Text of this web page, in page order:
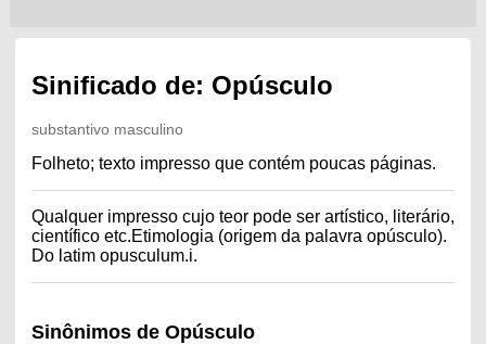
Sinificado de: Opúsculo
substantivo masculino
Folheto; texto impresso que contém poucas páginas.
Qualquer impresso cujo teor pode ser artístico, literário,
científico etc.Etimologia (origem da palavra opúsculo).
Do latim opusculum.i.
Sinônimos de Opúsculo